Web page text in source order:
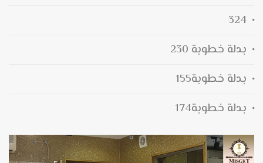
324
بدلة خطوبة 230
بدلة خطوبة155
بدلة خطوبة174